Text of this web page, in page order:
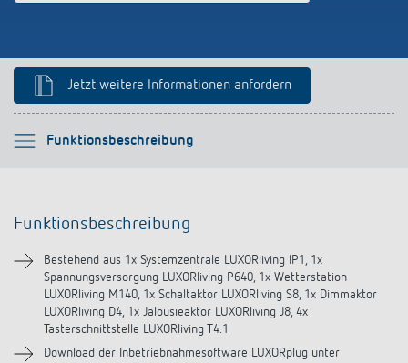
Jetzt weitere Informationen anfordern
Funktionsbeschreibung
Bitte auswählen
Funktionsbeschreibung
Bestehend aus 1x Systemzentrale LUXORliving IP1, 1x
Spannungsversorgung LUXORliving P640, 1x Wetterstation
LUXORliving M140, 1x Schaltaktor LUXORliving S8, 1x Dimmaktor
LUXORliving D4, 1x Jalousieaktor LUXORliving J8, 4x
Tasterschnittstelle LUXORliving T4.1
Download der Inbetriebnahmesoftware LUXORplug unter